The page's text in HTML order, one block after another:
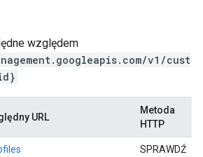
względem
v1/cust
URL
Metoda
HTTP
SPRAWDŹ